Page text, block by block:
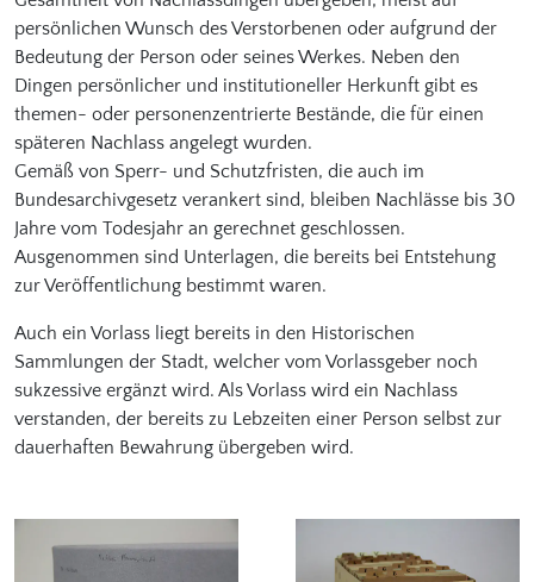
persönlichen Wunsch des Verstorbenen oder aufgrund der
Bedeutung der Person oder seines Werkes. Neben den
Dingen persönlicher und institutioneller Herkunft gibt es
themen- oder personenzentrierte Bestände, die für einen
späteren Nachlass angelegt wurden.
Gemäß von Sperr- und Schutzfristen, die auch im
Bundesarchivgesetz verankert sind, bleiben Nachlässe bis 30
Jahre vom Todesjahr an gerechnet geschlossen.
Ausgenommen sind Unterlagen, die bereits bei Entstehung
zur Veröffentlichung bestimmt waren.
Auch ein Vorlass liegt bereits in den Historischen
Sammlungen der Stadt, welcher vom Vorlassgeber noch
sukzessive ergänzt wird. Als Vorlass wird ein Nachlass
verstanden, der bereits zu Lebzeiten einer Person selbst zur
dauerhaften Bewahrung übergeben wird.